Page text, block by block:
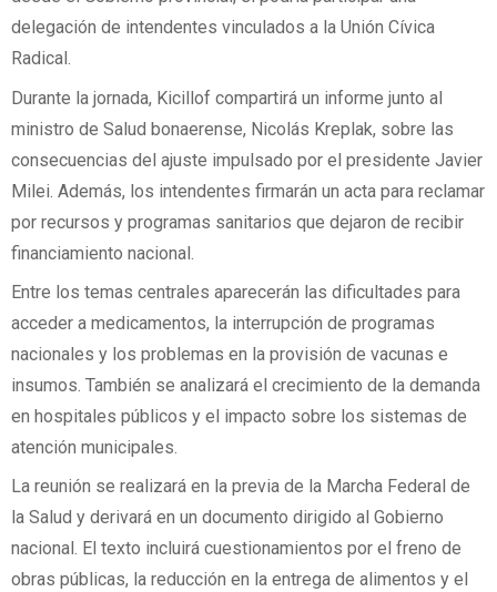
delegación de intendentes vinculados a la Unión Cívica
Radical.
Durante la jornada, Kicillof compartirá un informe junto al
ministro de Salud bonaerense, Nicolás Kreplak, sobre las
consecuencias del ajuste impulsado por el presidente Javier
Milei. Además, los intendentes firmarán un acta para reclamar
por recursos y programas sanitarios que dejaron de recibir
financiamiento nacional.
Entre los temas centrales aparecerán las dificultades para
acceder a medicamentos, la interrupción de programas
nacionales y los problemas en la provisión de vacunas e
insumos. También se analizará el crecimiento de la demanda
en hospitales públicos y el impacto sobre los sistemas de
atención municipales.
La reunión se realizará en la previa de la Marcha Federal de
la Salud y derivará en un documento dirigido al Gobierno
nacional. El texto incluirá cuestionamientos por el freno de
obras públicas, la reducción en la entrega de alimentos y el